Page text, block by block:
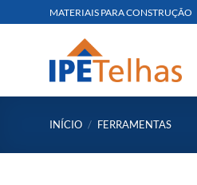
to
MATERIAIS PARA CONSTRUÇÃO
INÍCIO / FERRAMENTAS